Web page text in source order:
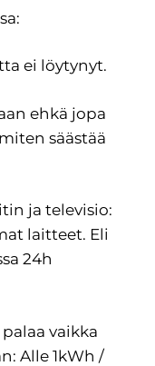
ei löytynyt.
ehkä jopa
säästää
ja televisio:
laitteet. Eli
24h
vaikka
Alle 1kWh /